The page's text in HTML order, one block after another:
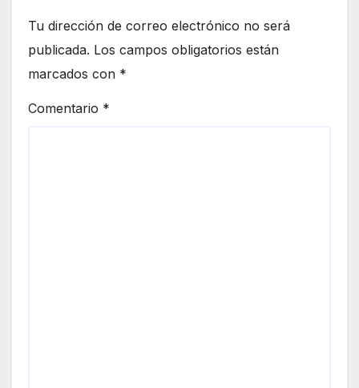
Tu dirección de correo electrónico no será
publicada. Los campos obligatorios están
marcados con *
Comentario *